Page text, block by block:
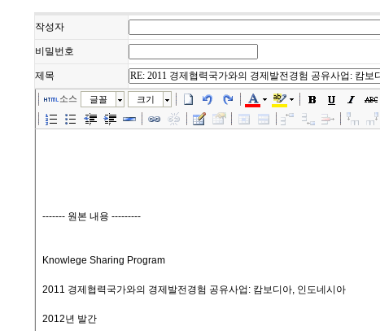
작성자
비밀번호
제목
소스 글꼴 크기